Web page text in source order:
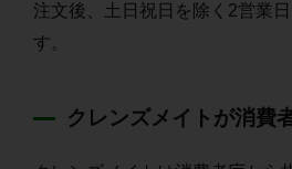
注文後、土日祝日を除く2営業
す。
クレンズメイトが消費